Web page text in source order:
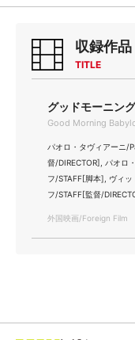
収録作品
TITLE
グッドモーニン
Good Morning
パオロ・タヴィアーニ/
督/DIRECTOR], パオロ
フ/STAFF[脚本], ヴィ
フ/STAFF[監督/
外国映画/Foreign Film